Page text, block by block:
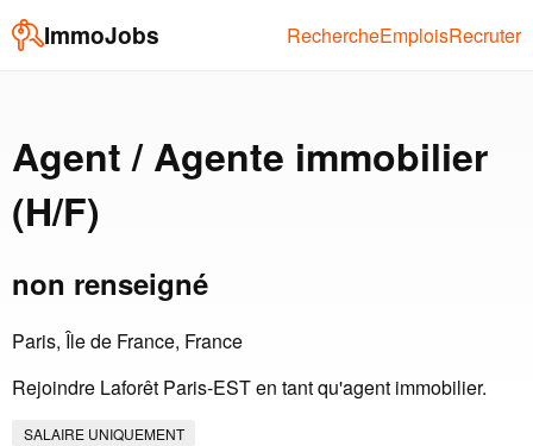
ImmoJobs RechercheEmploisRecruter
Agent / Agente immobilier
(H/F)
non renseigné
Paris, Île de France, France
Rejoindre Laforêt Paris-EST en tant qu'agent immobilier.
SALAIRE UNIQUEMENT